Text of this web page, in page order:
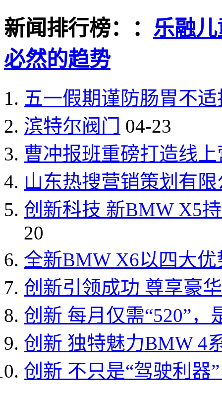
新闻排行榜：： 乐融
必然的趋势
五一假期谨防肠胃不
滨特尔阀门 04-23
曹冲报班重磅打造线
山东热搜营销策划有
创新科技 新BMW X5
20
全新BMW X6以四大
创新引领成功 尊享豪
创新 每月仅需“520”，
创新 独特魅力BMW 4
创新 不只是“驾驶利器